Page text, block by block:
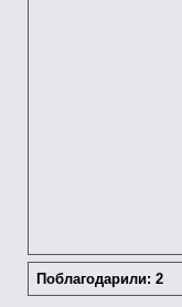
Поблагодарили: 2